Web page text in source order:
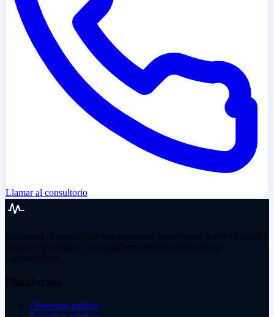
Llamar al consultorio
Encuentra al especialista que necesitas, resuelve tus dudas de salud y
mantente informado. Tu plataforma médica en México y
Latinoamérica.
Plataforma
Directorio médico